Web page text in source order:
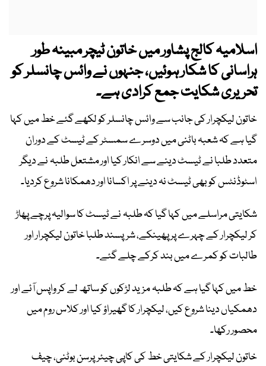
اسلامیہ کالج پشاور میں خاتون ٹیچر مبینہ طور
ہراسانی کا شکار ہوئیں، جنہوں نے وائس چانسلر کو
تحریری شکایت جمع کرادی ہے۔
خاتون لیکچرار کی جانب سے وائس چانسلر کو لکھے گئے خط میں کہا
گیا ہے کہ شعبہ باٹنی میں دوسرے سمسٹر کے ٹیسٹ کے دوران
متعدد طلبا نے ٹیسٹ دینے سے انکار کیا اور مشتعل طلبہ نے دیگر
اسٹوڈنٹس کو بھی ٹیسٹ نہ دینے پر اکسانا اور دھمکانا شروع کردیا۔
شکایتی مراسلے میں کہا گیا کہ طلبہ نے ٹیسٹ کا سوالیہ پرچے پھاڑ
کر لیکچرار کے چہرے پر پھینکے، شرپسند طلبا خاتون لیکچرار اور
طالبات کو کمرے میں بند کرکے چلے گئے۔
خط میں کہا گیا ہے کہ طلبہ مزید لڑکوں کو ساتھ لے کر واپس آئے اور
دھمکیاں دینا شروع کیں، لیکچرار کا گھیراؤ کیا اور کلاس روم میں
محصور رکھا۔
خاتون لیکچرار کے شکایتی خط کی کاپی چیئرپرسن بوٹنی، چیف